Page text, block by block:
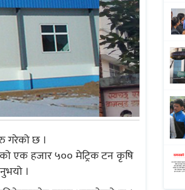
गरेको छ ।
एक हजार ५०० मेट्रिक टन कृषि
।